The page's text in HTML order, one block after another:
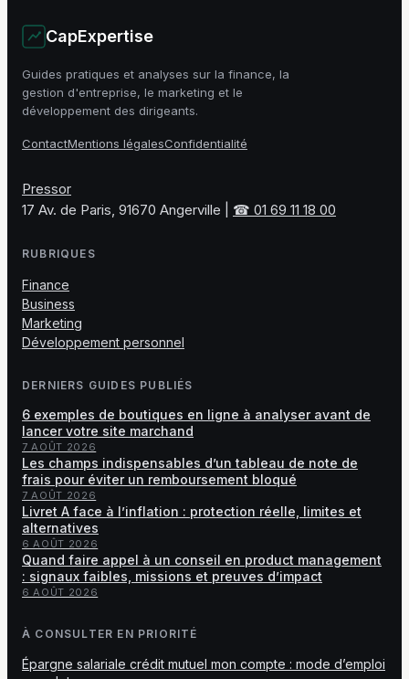
CapExpertise
Guides pratiques et analyses sur la finance, la
gestion d'entreprise, le marketing et le
développement des dirigeants.
ContactMentions légalesConfidentialité
Pressor
17 Av. de Paris, 91670 Angerville
☎ 01 69 11 18 00
RUBRIQUES
Finance
Business
Marketing
Développement personnel
DERNIERS GUIDES PUBLIÉS
6 exemples de boutiques en ligne à analyser avant de
lancer votre site marchand
7 AOÛT 2026
Les champs indispensables d’un tableau de note de
frais pour éviter un remboursement bloqué
7 AOÛT 2026
Livret A face à l’inflation : protection réelle, limites et
alternatives
6 AOÛT 2026
Quand faire appel à un conseil en product management
: signaux faibles, missions et preuves d’impact
6 AOÛT 2026
À CONSULTER EN PRIORITÉ
Épargne salariale crédit mutuel mon compte : mode d’emploi